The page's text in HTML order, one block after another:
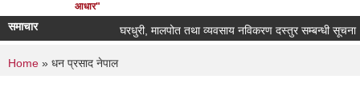
आधार"
समाचार घरधुरी, मालपोत तथा व्यवसाय नविकरण दस्तुर सम्बन्धी सूचना
You are here
Home » धन प्रसाद नेपाल